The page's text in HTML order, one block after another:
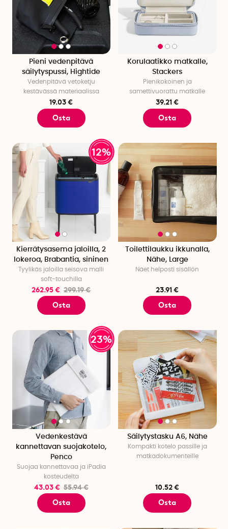
Pieni vedenpitävä
säilytyspussi, Hightide
Vedenpitävä vetoketju
kestävässä materiaalissa
19.03 €
Osta
Korulaatikko matkalle,
Stackers
Pienikokoinen ja
samettivuorattu matkalle
39.21 €
Osta
12%
Kierrätysasema jaloilla, 2
lokeroa, Brabantia, sininen
Tyylikäs jaloilla seisova malli
soft-touchilla
262.95 € 299.19 €
Osta
Toilettilaukku ikkunalla,
Nähe, Large
Näet helposti sisällön
23.91 €
Osta
23%
Vedenkestävä
kannettavan suojakotelo,
Penco
Suojaa kannettavaa ja iPadia
kosteudelta
43.03 € 55.94 €
Osta
Säilytystasku A6, Nähe
Kompakti kotelo passille ja
matkadokumenteille
10.52 €
Osta